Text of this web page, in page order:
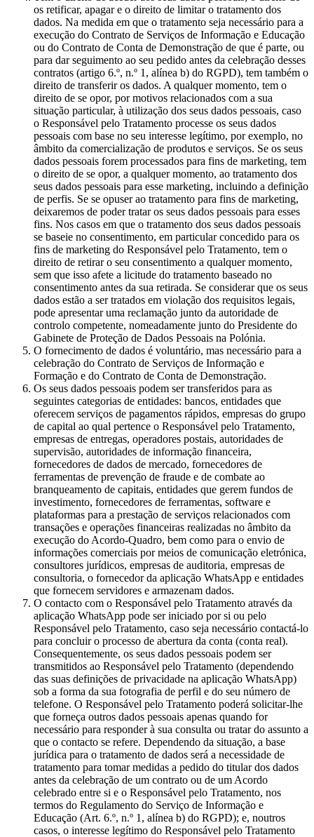
os retificar, apagar e o direito de limitar o tratamento dos
dados. Na medida em que o tratamento seja necessário para a
execução do Contrato de Serviços de Informação e Educação
ou do Contrato de Conta de Demonstração de que é parte, ou
para dar seguimento ao seu pedido antes da celebração desses
contratos (artigo 6.º, n.º 1, alínea b) do RGPD), tem também o
direito de transferir os dados. A qualquer momento, tem o
direito de se opor, por motivos relacionados com a sua
situação particular, à utilização dos seus dados pessoais, caso
o Responsável pelo Tratamento processe os seus dados
pessoais com base no seu interesse legítimo, por exemplo, no
âmbito da comercialização de produtos e serviços. Se os seus
dados pessoais forem processados para fins de marketing, tem
o direito de se opor, a qualquer momento, ao tratamento dos
seus dados pessoais para esse marketing, incluindo a definição
de perfis. Se se opuser ao tratamento para fins de marketing,
deixaremos de poder tratar os seus dados pessoais para esses
fins. Nos casos em que o tratamento dos seus dados pessoais
se baseie no consentimento, em particular concedido para os
fins de marketing do Responsável pelo Tratamento, tem o
direito de retirar o seu consentimento a qualquer momento,
sem que isso afete a licitude do tratamento baseado no
consentimento antes da sua retirada. Se considerar que os seus
dados estão a ser tratados em violação dos requisitos legais,
pode apresentar uma reclamação junto da autoridade de
controlo competente, nomeadamente junto do Presidente do
Gabinete de Proteção de Dados Pessoais na Polónia.
O fornecimento de dados é voluntário, mas necessário para a
celebração do Contrato de Serviços de Informação e
Formação e do Contrato de Conta de Demonstração.
Os seus dados pessoais podem ser transferidos para as
seguintes categorias de entidades: bancos, entidades que
oferecem serviços de pagamentos rápidos, empresas do grupo
de capital ao qual pertence o Responsável pelo Tratamento,
empresas de entregas, operadores postais, autoridades de
supervisão, autoridades de informação financeira,
fornecedores de dados de mercado, fornecedores de
ferramentas de prevenção de fraude e de combate ao
branqueamento de capitais, entidades que gerem fundos de
investimento, fornecedores de ferramentas, software e
plataformas para a prestação de serviços relacionados com
transações e operações financeiras realizadas no âmbito da
execução do Acordo-Quadro, bem como para o envio de
informações comerciais por meios de comunicação eletrónica,
consultores jurídicos, empresas de auditoria, empresas de
consultoria, o fornecedor da aplicação WhatsApp e entidades
que fornecem servidores e armazenam dados.
O contacto com o Responsável pelo Tratamento através da
aplicação WhatsApp pode ser iniciado por si ou pelo
Responsável pelo Tratamento, caso seja necessário contactá-lo
para concluir o processo de abertura da conta (conta real).
Consequentemente, os seus dados pessoais podem ser
transmitidos ao Responsável pelo Tratamento (dependendo
das suas definições de privacidade na aplicação WhatsApp)
sob a forma da sua fotografia de perfil e do seu número de
telefone. O Responsável pelo Tratamento poderá solicitar-lhe
que forneça outros dados pessoais apenas quando for
necessário para responder à sua consulta ou tratar do assunto a
que o contacto se refere. Dependendo da situação, a base
jurídica para o tratamento de dados será a necessidade de
tratamento para tomar medidas a pedido do titular dos dados
antes da celebração de um contrato ou de um Acordo
celebrado entre si e o Responsável pelo Tratamento, nos
termos do Regulamento do Serviço de Informação e
Educação (Art. 6.º, n.º 1, alínea b) do RGPD); e, noutros
casos, o interesse legítimo do Responsável pelo Tratamento